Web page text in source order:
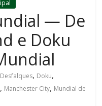
— De
e Doku
Desfalques, Doku,
, Manchester City, Mundial de